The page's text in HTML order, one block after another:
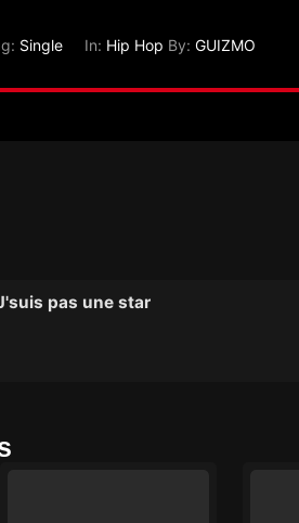
Single In: Hip Hop By: GUIZMO
pas une star